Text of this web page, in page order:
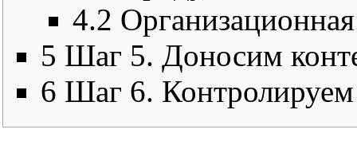
4.2
5 Шаг 5. Доносим
6 Шаг 6. Контролируем